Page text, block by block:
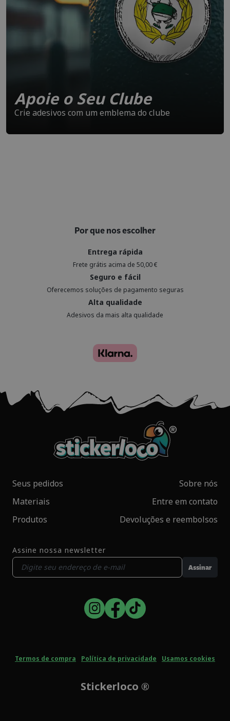
Apoie o Seu Clube
Crie adesivos com um emblema do clube
Por que nos escolher
Entrega rápida
Frete grátis acima de 50,00 €
Seguro e fácil
Oferecemos soluções de pagamento seguras
Alta qualidade
Adesivos da mais alta qualidade
Seus pedidos
Materiais
Produtos
Sobre nós
Entre em contato
Devoluções e reembolsos
Assine nossa newsletter
Assinar
Termos de compra Política de privacidade Usamos cookies
Stickerloco ®